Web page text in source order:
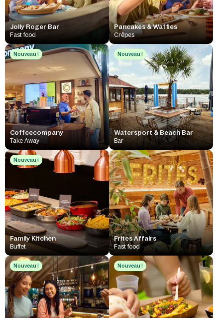
Jolly Roger Bar
Fast food
Pancakes & Waffles
Crêpes
Nouveau !
Coffeecompany
Take Away
Nouveau !
Watersport & Beach Bar
Bar
Nouveau !
Family Kitchen
Buffet
Frites Affairs
Fast food
Nouveau ! Nouveau !